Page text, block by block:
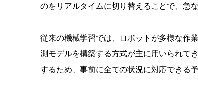
のをリアルタイムに切り替えることで、急
従来の機械学習では、ロボットが多様な作
測モデルを構築する方式が主に用いられて
するため、事前に全ての状況に対応できる